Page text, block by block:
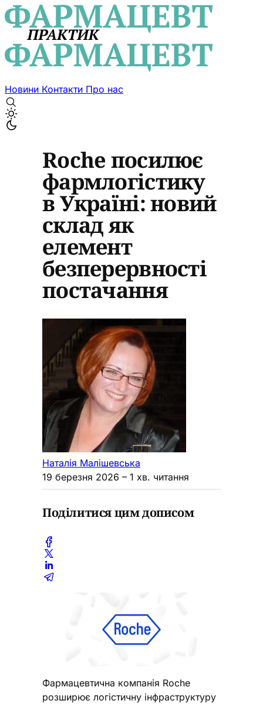
Новини Контакти Про нас
Roche посилює
фармлогістику
в Україні: новий
склад як
елемент
безперервності
постачання
Наталія Малішевська
19 березня 2026 – 1 хв. читання
Поділитися цим дописом
Фармацевтична компанія Roche
розширює логістичну інфраструктуру